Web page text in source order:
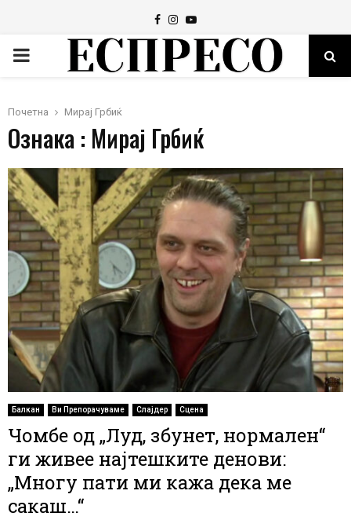
Facebook
Instagram
Youtube
PRIMARY
Почетна Мирај Грбиќ
Ознака : Мирај Грбиќ
Балкан Ви Препорачуваме Слајдер Сцена
Чомбе од „Луд, збунет, нормален“
ги живее најтешките денови:
„Многу пати ми кажа дека ме
сакаш…“